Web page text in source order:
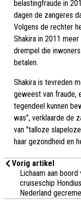
belastingfraude in
dagen de zangeres
Volgens de rechter
Shakira in 2011
drempel die
betalen.
Shakira is tevreden
geweest van fraude,
tegendeel kunnen
was", verklaarde de
van "talloze
haar gezondheid en
Vorig artikel
Lichaam aan boord
cruiseschip
Nederland